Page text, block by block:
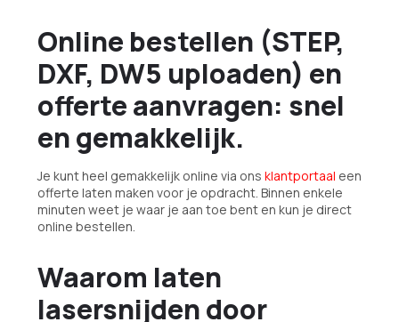
Online bestellen (STEP,
DXF, DW5 uploaden) en
offerte aanvragen: snel
en gemakkelijk.
Je kunt heel gemakkelijk online via ons klantportaal een
offerte laten maken voor je opdracht. Binnen enkele
minuten weet je waar je aan toe bent en kun je direct
online bestellen.
Waarom laten
lasersnijden door